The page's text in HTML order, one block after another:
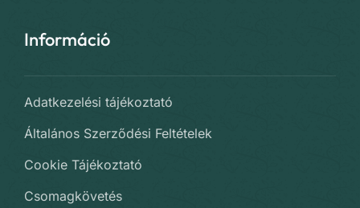
Információ
Adatkezelési tájékoztató
Általános Szerződési Feltételek
Cookie Tájékoztató
Csomagkövetés